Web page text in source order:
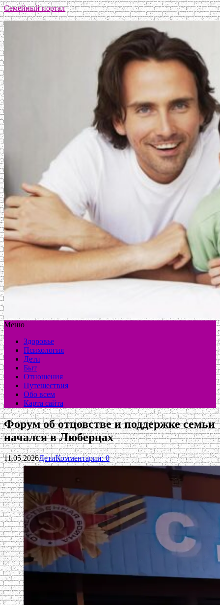
Семейный портал
Меню
Здоровье
Психология
Дети
Быт
Отношения
Путешествия
Обо всем
Карта сайта
Форум об отцовстве и поддержке семьи
начался в Люберцах
11.05.2026ДетиКомментарии: 0